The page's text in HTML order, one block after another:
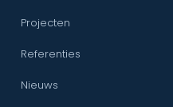
Projecten
Referenties
Nieuws